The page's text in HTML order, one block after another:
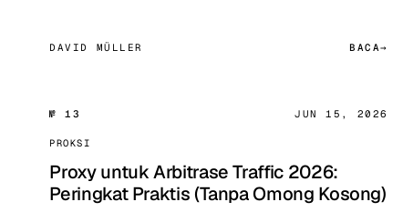
DAVID MÜLLER BACA
№ 13 JUN 15, 2026
PROKSI
Proxy untuk Arbitrase Traffic 2026:
Peringkat Praktis (Tanpa Omong Kosong)